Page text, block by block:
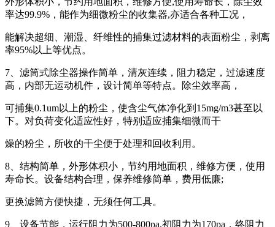
率达99.9%，能作为细微粉尘的收集器,亦适合各种工况，
能解决超细、潮湿、纤维性的捕集过滤材料的表面粉尘，剥离
率95%以上等优点。
7、滤筒式除尘器操作简单，清灰连续，阻力稳定，过滤速度
高，内部无运动机件，设计简单等特点。除尘效率高，
可捕集0.1um以上的粉尘，使含尘气体净化到15mg/m3甚至以
下。对负荷变化适应性好，特别适应捕集细微而干
燥的粉尘，所收的干尘便于处理和回收利用。
8、结构简单，外形体积小，节约用地面积，维修方便，使用
寿命长。设备结构合理，保养维修简单，费用低廉;
更换滤筒方便快捷，无须任何工具。
9、设备节能，运行阻力为500-800pa,初阻力为170pa，终阻力